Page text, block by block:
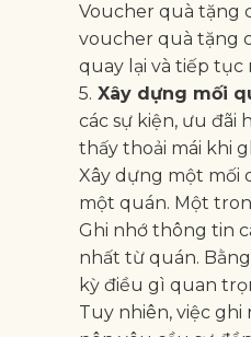
Voucher quà tặng
voucher quà tặng
quay lại và tiếp tục
5. Xây dựng mối
các sự kiện, ưu đãi
thấy thoải mái khi
Xây dựng một mối
một quán. Một
Ghi nhớ thông tin
nhất từ quán.
kỳ điều gì quan
Tuy nhiên, việc